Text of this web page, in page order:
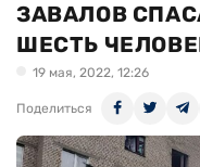
ЗАВАЛОВ
ШЕСТЬ
19 мая, 2022, 12:26
Поделиться